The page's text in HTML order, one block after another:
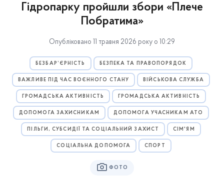
Гідропарку пройшли збори «Плече
Побратима»
Опубліковано 11 травня 2026 року о 10:29
БЕЗБАР’ЄРНІСТЬ БЕЗПЕКА ТА ПРАВОПОРЯДОК
ВАЖЛИВЕ ПІД ЧАС ВОЄННОГО СТАНУ ВІЙСЬКОВА СЛУЖБА
ГРОМАДСЬКА АКТИВНІСТЬ ГРОМАДСЬКА АКТИВНІСТЬ
ДОПОМОГА ЗАХИСНИКАМ ДОПОМОГА УЧАСНИКАМ АТО
ПІЛЬГИ, СУБСИДІЇ ТА СОЦІАЛЬНИЙ ЗАХИСТ СІМ'ЯМ
СОЦІАЛЬНА ДОПОМОГА СПОРТ
ФОТО